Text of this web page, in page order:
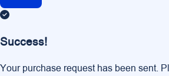
Success!
Your purchase request has been sent.